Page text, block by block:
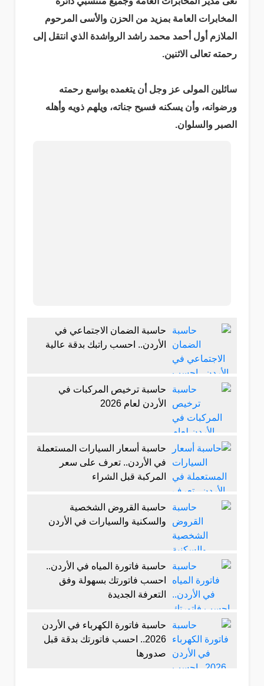
المخابرات العامة بمزيد من الحزن والأسى المرحوم
الملازم أول أحمد محمد راشد الرواشدة الذي انتقل إلى
رحمته تعالى الاثنين.
سائلين المولى عز وجل أن يتغمده بواسع رحمته
ورضوانه، وأن يسكنه فسيح جناته، ويلهم ذويه وأهله
الصبر والسلوان.
حاسبة الضمان الاجتماعي في
الأردن.. احسب راتبك بدقة عالية
حاسبة ترخيص المركبات في
الأردن لعام 2026
حاسبة أسعار السيارات المستعملة
في الأردن.. تعرف على سعر
المركبة قبل الشراء
حاسبة القروض الشخصية
والسكنية والسيارات في الأردن
حاسبة فاتورة المياه في الأردن..
احسب فاتورتك بسهولة وفق
التعرفة الجديدة
حاسبة فاتورة الكهرباء في الأردن
2026.. احسب فاتورتك بدقة قبل
صدورها